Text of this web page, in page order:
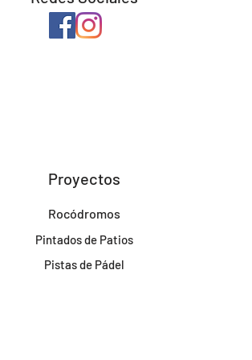
Proyectos
Rocódromos
Pintados de Patios
Pistas de Pádel